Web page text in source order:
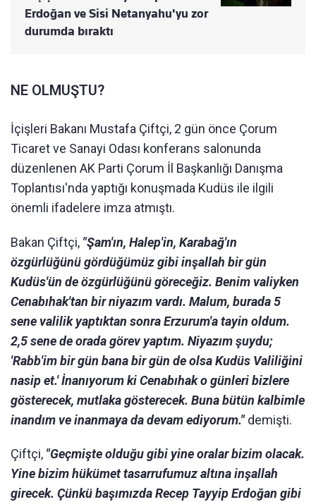
Erdoğan ve Sisi Netanyahu'yu zor
durumda bıraktı
NE OLMUŞTU?
İçişleri Bakanı Mustafa Çiftçi, 2 gün önce Çorum
Ticaret ve Sanayi Odası konferans salonunda
düzenlenen AK Parti Çorum İl Başkanlığı Danışma
Toplantısı'nda yaptığı konuşmada Kudüs ile ilgili
önemli ifadelere imza atmıştı.
Bakan Çiftçi, "Şam'ın, Halep'in, Karabağ'ın
özgürlüğünü gördüğümüz gibi inşallah bir gün
Kudüs'ün de özgürlüğünü göreceğiz. Benim valiyken
Cenabıhak'tan bir niyazım vardı. Malum, burada 5
sene valilik yaptıktan sonra Erzurum'a tayin oldum.
2,5 sene de orada görev yaptım. Niyazım şuydu;
'Rabb'im bir gün bana bir gün de olsa Kudüs Valiliğini
nasip et.' İnanıyorum ki Cenabıhak o günleri bizlere
gösterecek, mutlaka gösterecek. Buna bütün kalbimle
inandım ve inanmaya da devam ediyorum."demişti.
Çiftçi, "Geçmişte olduğu gibi yine oralar bizim olacak.
Yine bizim hükümet tasarrufumuz altına inşallah
girecek. Çünkü başımızda Recep Tayyip Erdoğan gibi